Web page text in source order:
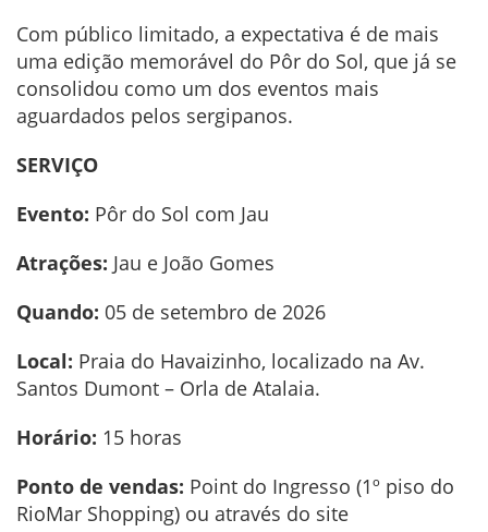
Com público limitado, a expectativa é de mais
uma edição memorável do Pôr do Sol, que já se
consolidou como um dos eventos mais
aguardados pelos sergipanos.
SERVIÇO
Evento: Pôr do Sol com Jau
Atrações: Jau e João Gomes
Quando: 05 de setembro de 2026
Local: Praia do Havaizinho, localizado na Av.
Santos Dumont – Orla de Atalaia.
Horário: 15 horas
Ponto de vendas: Point do Ingresso (1º piso do
RioMar Shopping) ou através do site